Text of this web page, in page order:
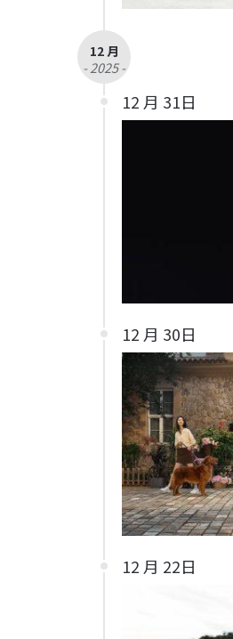
12 月
- 2025 -
12 月 31日
12 月 30日
12 月 22日